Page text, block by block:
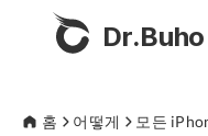
Dr.Buho
홈 어떻게